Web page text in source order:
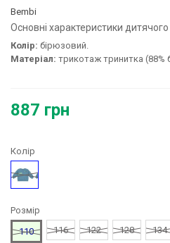
Bembi
Основні характеристики
Колір: бірюзовий.
Матеріал: трикотаж тринитка (88%
887 грн
Колір
Бірюзовий
Розмір
110
116 122 128 134